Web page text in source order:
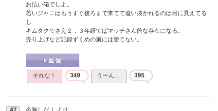
お払い箱でしよ。
若いジャニはもうすぐ後ろまで来てて追い抜かれるのは目に見えてる
し
キムタクでさえ２，３年経てばマッチさん的な存在になる。
売り上げなど記録ずくめの嵐には勝てない。
それな！ 349 うーん… 395
名無しだＪ より